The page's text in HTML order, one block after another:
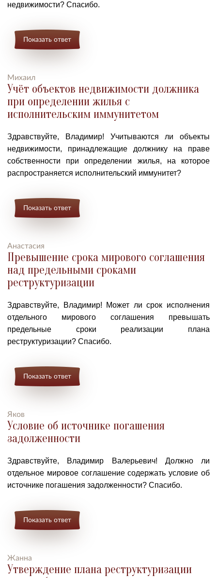
недвижимости? Спасибо.
Показать ответ
Михаил
Учёт объектов недвижимости должника
при определении жилья с
исполнительским иммунитетом
Здравствуйте, Владимир! Учитываются ли объекты
недвижимости, принадлежащие должнику на праве
собственности при определении жилья, на которое
распространяется исполнительский иммунитет?
Показать ответ
Анастасия
Превышение срока мирового соглашения
над предельными сроками
реструктуризации
Здравствуйте, Владимир! Может ли срок исполнения
отдельного мирового соглашения превышать
предельные сроки реализации плана
реструктуризации? Спасибо.
Показать ответ
Яков
Условие об источнике погашения
задолженности
Здравствуйте, Владимир Валерьевич! Должно ли
отдельное мировое соглашение содержать условие об
источнике погашения задолженности? Спасибо.
Показать ответ
Жанна
Утверждение плана реструктуризации